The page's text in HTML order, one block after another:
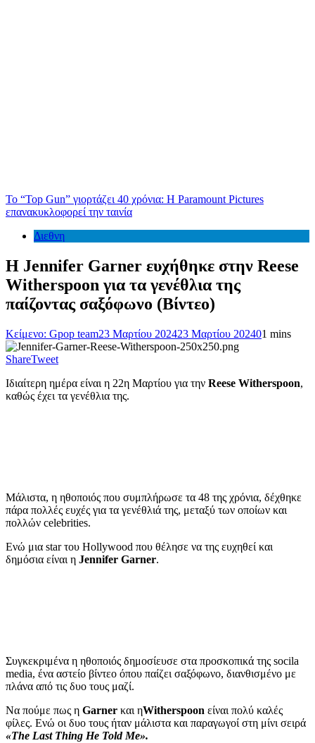
Το “Top Gun” γιορτάζει 40 χρόνια: Η Paramount Pictures
επανακυκλοφορεί την ταινία
Διεθνη
Η Jennifer Garner ευχήθηκε στην Reese
Witherspoon για τα γενέθλια της
παίζοντας σαξόφωνο (Βίντεο)
Κείμενο: Gpop team23 Μαρτίου 202423 Μαρτίου 202401 mins
ShareTweet
Ιδιαίτερη ημέρα είναι η 22η Μαρτίου για την Reese Witherspoon,
καθώς έχει τα γενέθλια της.
Μάλιστα, η ηθοποιός που συμπλήρωσε τα 48 της χρόνια, δέχθηκε
πάρα πολλές ευχές για τα γενέθλιά της, μεταξύ των οποίων και
πολλών celebrities.
Ενώ μια star του Hollywood που θέλησε να της ευχηθεί και
δημόσια είναι η Jennifer Garner.
Συγκεκριμένα η ηθοποιός δημοσίευσε στα προσκοπικά της socila
media, ένα αστείο βίντεο όπου παίζει σαξόφωνο, διανθισμένο με
πλάνα από τις δυο τους μαζί.
Να πούμε πως η Garner και ηWitherspoon είναι πολύ καλές
φίλες. Ενώ οι δυο τους ήταν μάλιστα και παραγωγοί στη μίνι σειρά
«The Last Thing He Told Me».